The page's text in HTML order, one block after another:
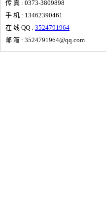
传 真 : 0373-3809898
手 机 : 13462390461
在 线 QQ : 3524791964
邮 箱 : 3524791964@qq.com